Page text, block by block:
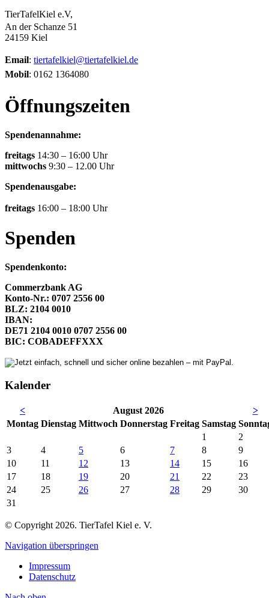
TierTafelKiel e.V,
An der Schanze 51
24159 Kiel
Email: tiertafelkiel@tiertafelkiel.de
Mobil: 0162 1364080
Öffnungszeiten
Spendenannahme:
freitags 14:30 – 16:00 Uhr
mittwochs 9:30 – 12.00 Uhr
Spendenausgabe:
freitags 16:00 – 18:00 Uhr
Spenden
Spendenkonto:
Commerzbank AG
Konto-Nr.: 0707 2556 00
BLZ: 2104 0010
IBAN:
DE71 2104 0010 0707 2556 00
BIC: COBADEFFXXX
Kalender
< August 2026
>
Montag Dienstag Mittwoch Donnerstag Freitag Samstag So
1
2
3
4 5 6 7 8
9
10
11 12 13 14 15
16
17
18 19 20 21 22
23
24
25 26 27 28 29
30
31
© Copyright 2026. TierTafel Kiel e. V.
Navigation überspringen
Impressum
Datenschutz